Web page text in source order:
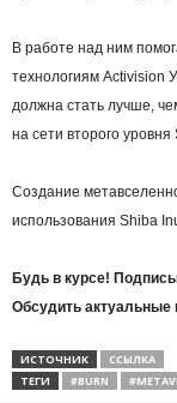
В работе над ним
технологиям Activision
должна стать лучше,
на сети второго
Создание
использования Shiba
Будь в курсе!
Обсудить актуальные
ИСТОЧНИК
ССЫЛКА
ТЕГИ
#BURN